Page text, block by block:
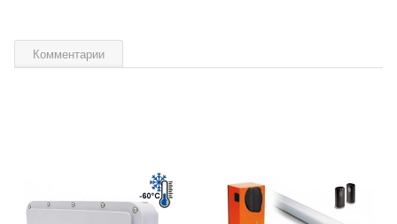
Комментарии